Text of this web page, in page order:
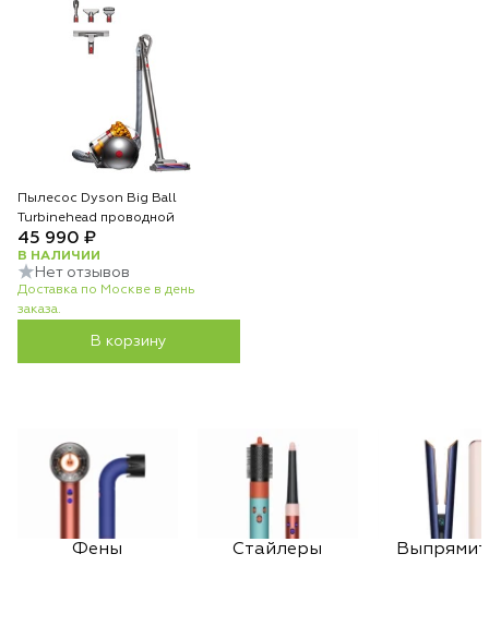
Пылесос Dyson Big Ball
Turbinehead проводной
45 990 ₽
В НАЛИЧИИ
Нет отзывов
Доставка по Москве в день
заказа.
В корзину
Фены Стайлеры